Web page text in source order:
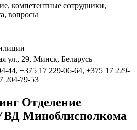
компетентные сотрудники,
вопросы
ул., 29, Минск, Беларусь
44, +375 17 229-06-64, +375 17 229-
204-79-53
Отделение
Миноблисполкома